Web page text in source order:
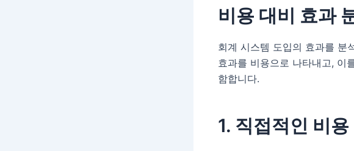
비용 대비 효과
회계 시스템 도입의 효과를 분
효과를 비용으로 나타내고, 이
함합니다.
1. 직접적인 비